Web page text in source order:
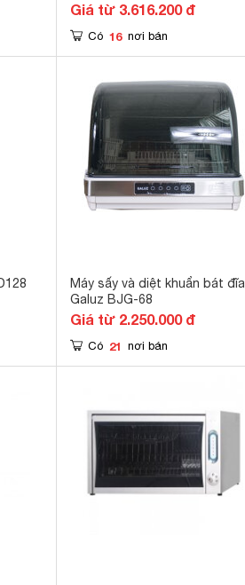
Giá từ 3.616.200 đ
Có 16 nơi bán
Máy sấy và diệt khuẩn bát đĩa
Galuz BJG-68
Giá từ 2.250.000 đ
Có 21 nơi bán